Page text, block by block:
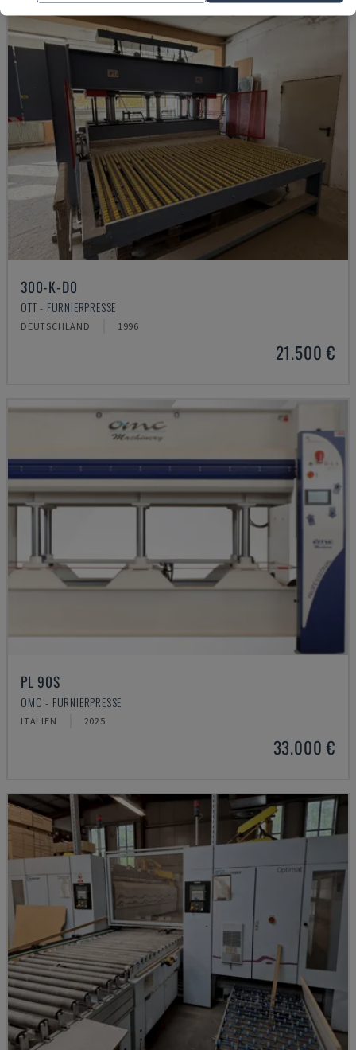
300-K-D0
OTT - FURNIERPRESSE
DEUTSCHLAND 1996
21.500 €
PL 90S
OMC - FURNIERPRESSE
ITALIEN 2025
33.000 €